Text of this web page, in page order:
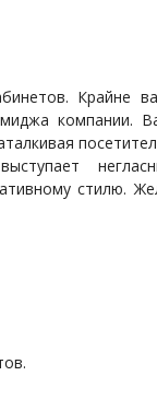
Крайне
компании.
стилю.